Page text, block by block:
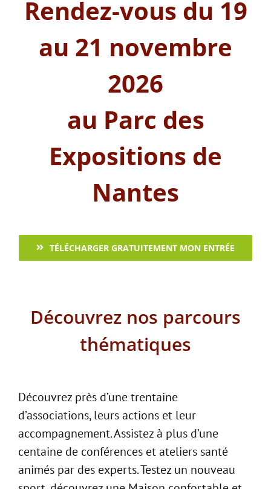
Rendez-vous du 19
au 21 novembre
2026
au Parc des
Expositions de
Nantes
TÉLÉCHARGER GRATUITEMENT MON ENTRÉE
Découvrez nos parcours
thématiques
Découvrez près d’une trentaine
d’associations, leurs actions et leur
accompagnement. Assistez à plus d’une
centaine de conférences et ateliers santé
animés par des experts. Testez un nouveau